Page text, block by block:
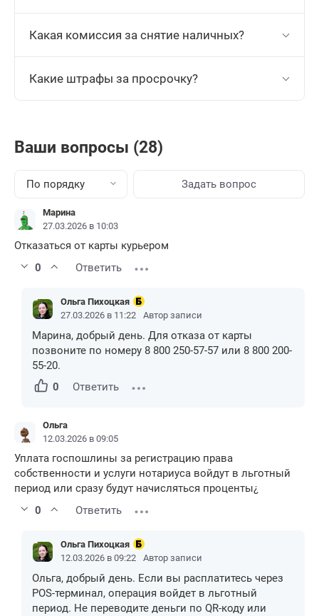
Какая комиссия за снятие наличных?
Какие штрафы за просрочку?
Ваши вопросы (28)
По порядку Задать вопрос
Марина
27.03.2026 в 10:03
Отказаться от карты курьером
0
Ответить
Ольга Пихоцкая
27.03.2026 в 11:22
Автор записи
Марина, добрый день. Для отказа от карты
позвоните по номеру 8 800 250-57-57 или 8 800 200-
55-20.
0
Ответить
Ольга
12.03.2026 в 09:05
Уплата госпошлины за регистрацию права
собственности и услуги нотариуса войдут в льготный
период или сразу будут начисляться проценты¿
0
Ответить
Ольга Пихоцкая
12.03.2026 в 09:22
Автор записи
Ольга, добрый день. Если вы расплатитесь через
POS-терминал, операция войдет в льготный
период. Не переводите деньги по QR-коду или